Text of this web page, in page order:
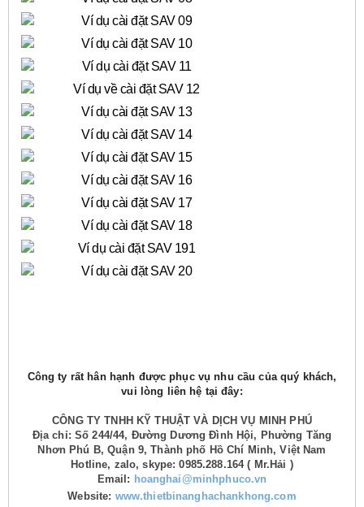
Công ty rất hân hạnh được phục vụ nhu cầu của quý khách,
vui lòng liên hệ tại đây:
CÔNG TY TNHH KỸ THUẬT VÀ DỊCH VỤ MINH PHÚ
Địa chỉ: Số 244/44, Đường Dương Đình Hội, Phường Tăng
Nhơn Phú B, Quận 9, Thành phố Hồ Chí Minh, Việt Nam
Hotline, zalo, skype: 0985.288.164 ( Mr.Hải )
Email: hoanghai@minhphuco.vn
Website: www.thietbinanghachankhong.com